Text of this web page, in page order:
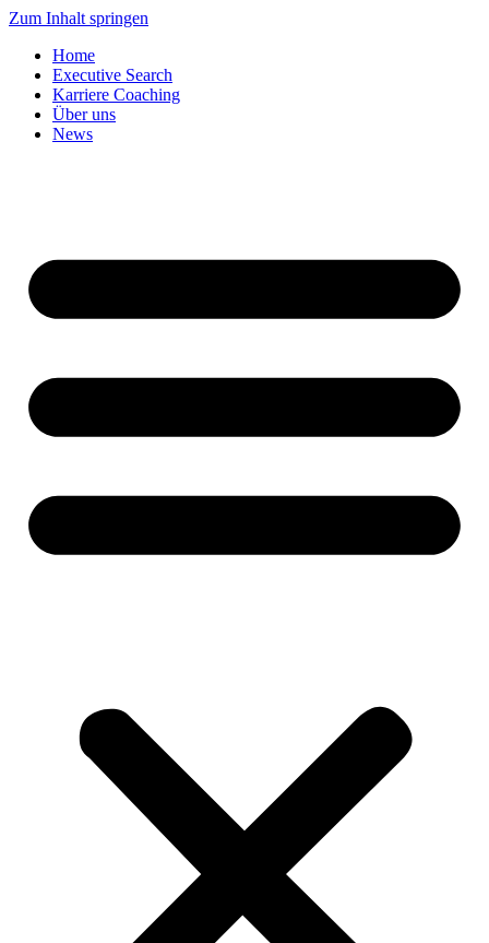
Zum Inhalt springen
Home
Executive Search
Karriere Coaching
Über uns
News